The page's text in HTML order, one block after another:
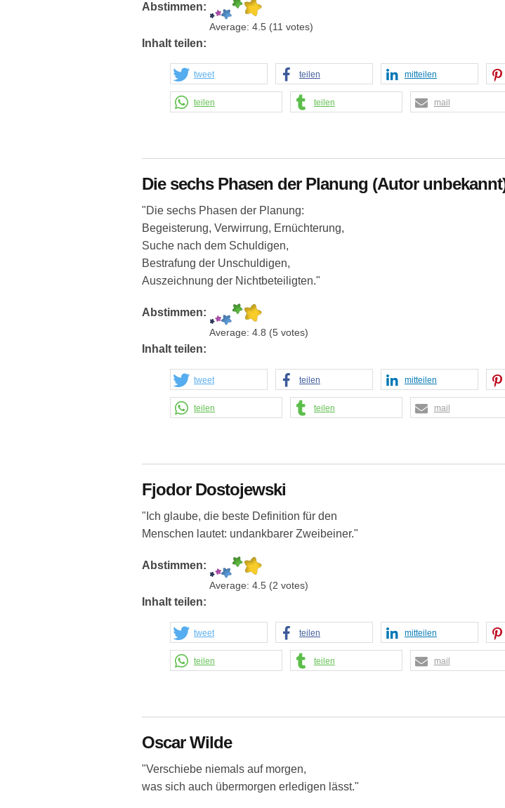
Abstimmen:
Average: 4.5 (11 votes)
Inhalt teilen:
tweet teilen mitteilen
teilen teilen mail
Die sechs Phasen der Planung (Autor
"Die sechs Phasen der Planung:
Begeisterung, Verwirrung, Ernüchterung,
Suche nach dem Schuldigen,
Bestrafung der Unschuldigen,
Auszeichnung der Nichtbeteiligten."
Abstimmen:
Average: 4.8 (5 votes)
Inhalt teilen:
tweet teilen mitteilen
teilen teilen mail
Fjodor Dostojewski
"Ich glaube, die beste Definition für den
Menschen lautet: undankbarer Zweibeiner."
Abstimmen:
Average: 4.5 (2 votes)
Inhalt teilen:
tweet teilen mitteilen
teilen teilen mail
Oscar Wilde
"Verschiebe niemals auf morgen,
was sich auch übermorgen erledigen lässt."